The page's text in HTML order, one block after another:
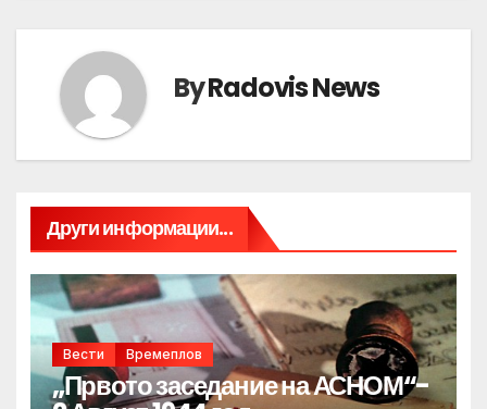
ByRadovis News
Други информации...
Вести Времеплов
„Првото заседание на АСНОМ“-